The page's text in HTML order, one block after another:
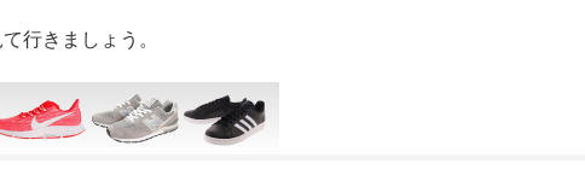
行きましょう。